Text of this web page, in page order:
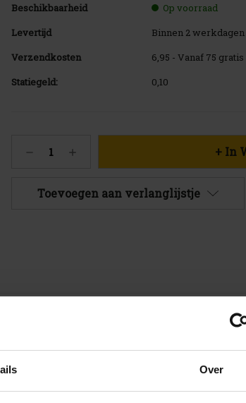
Over
Beschikbaarheid
Op voorraad
Levertijd
Binnen 2
Verzendkosten
6,95 - Vanaf 75
Statiegeld:
0,10
voorraad:
Hoeveelheid
Rochefort
Hoeveelheid
8'
Toevoegen aan verlanglijstje
wilder van kleur, smaakt scherper en